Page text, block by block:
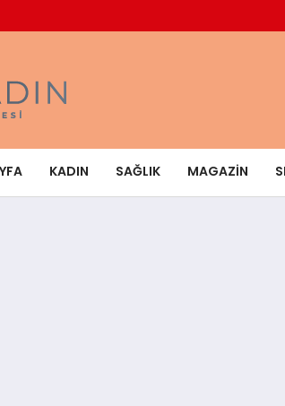
KADIN SAĞLIK MAGAZIN